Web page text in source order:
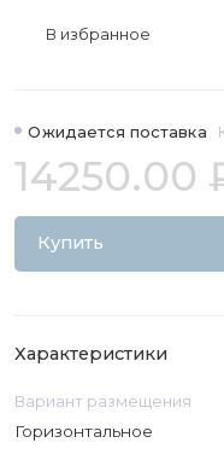
Ожидается поставка
14250.00
Купить
В избранное
Характеристики
Вариант размещения
Горизонтальное